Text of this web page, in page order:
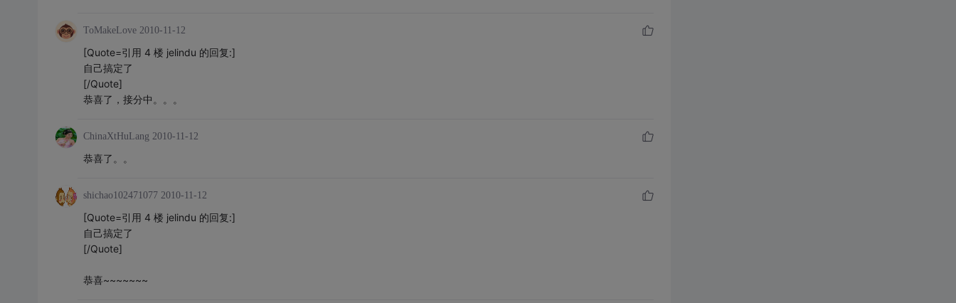
ToMakeLove 2010-11-12
[Quote=引用 4 楼 jelindu 的回复:]
自己搞定了
[/Quote]
恭喜了，接分中。。。
ChinaXtHuLang 2010-11-12
恭喜了。。
shichao102471077 2010-11-12
[Quote=引用 4 楼 jelindu 的回复:]
自己搞定了
[/Quote]
恭喜~~~~~~~